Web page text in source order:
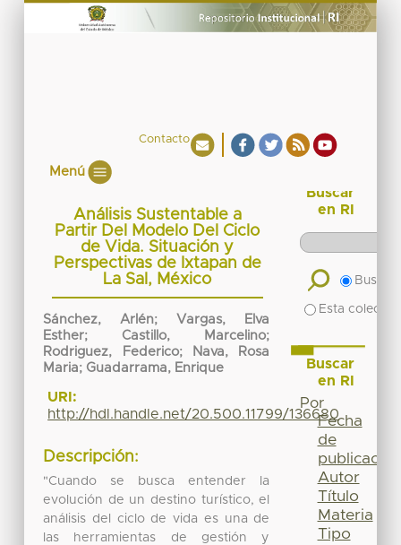
Contacto
Menú
Análisis Sustentable a
Partir Del Modelo Del Ciclo
de Vida. Situación y
Perspectivas de Ixtapan de
La Sal, México
Sánchez, Arlén; Vargas, Elva
Esther; Castillo, Marcelino;
Rodriguez, Federico; Nava, Rosa
Maria; Guadarrama, Enrique
URI:
http://hdl.handle.net/20.500.11799/136680
Descripción:
"Cuando se busca entender la
evolución de un destino turístico, el
análisis del ciclo de vida es una de
las herramientas de gestión y
Buscar
en RI
Buscar
Esta
Buscar
en RI
Por
Fecha
de
publicación
Autor
Título
Materia
Tipo